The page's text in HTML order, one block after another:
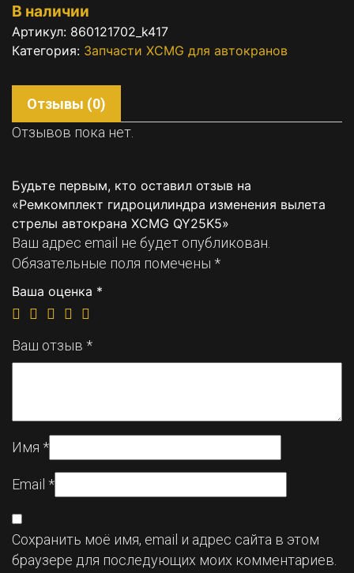
В наличии
Артикул: 860121702_k417
Категория: Запчасти XCMG для автокранов
Отзывы (0)
Отзывов пока нет.
Будьте первым, кто оставил отзыв на
«Ремкомплект гидроцилиндра изменения вылета
стрелы автокрана XCMG QY25K5»
Ваш адрес email не будет опубликован.
Обязательные поля помечены *
Ваша оценка *
Ваш отзыв *
Имя *
Email *
Сохранить моё имя, email и адрес сайта в этом
браузере для последующих моих комментариев.